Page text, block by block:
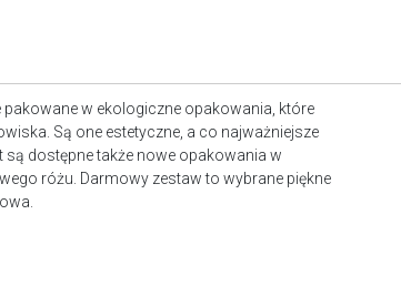
w ekologiczne opakowania, które
Są one estetyczne, a co najważniejsze
są dostępne także nowe opakowania w
różu. Darmowy zestaw to wybrane piękne